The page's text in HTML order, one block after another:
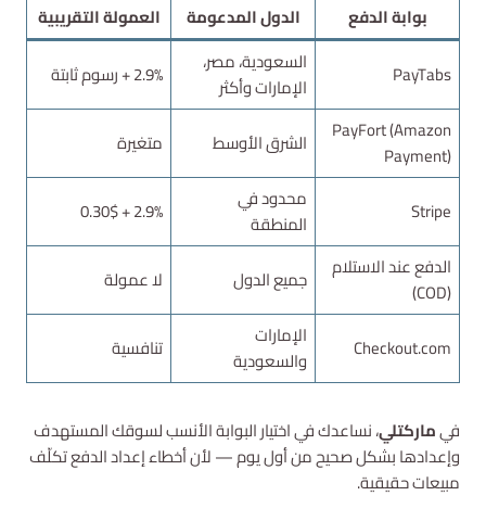
بوابة الدفع الدول المدعومة
العمولة التقريبية
PayTabs
السعودية، مصر،
الإمارات وأكثر
2.9% + رسوم ثابتة
PayFort (Amazon
Payment)
الشرق الأوسط متغيرة
Stripe
محدود في
المنطقة
2.9% + 0.30$
الدفع عند الاستلام
(COD)
جميع الدول لا عمولة
Checkout.com
الإمارات
والسعودية
تنافسية
فيماركتلي، نساعدك في اختيار البوابة الأنسب لسوقك المستهدف
وإعدادها بشكل صحيح من أول يوم — لأن أخطاء إعداد الدفع تكلّف
مبيعات حقيقية.